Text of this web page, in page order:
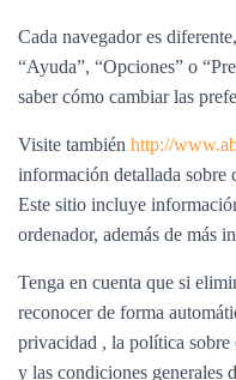
Cada navegador es
“Ayuda”, “Opciones” o
saber cómo cambiar las
Visite también http://
información detallada sobre
Este sitio incluye
ordenador, además de más
Tenga en cuenta que si
reconocer de forma
privacidad , la política sobre
y las condiciones generales